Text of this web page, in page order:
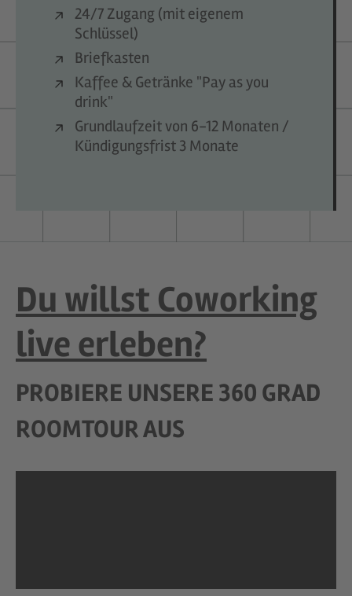
24/7 Zugang (mit eigenem
Schlüssel)
Briefkasten
Kaffee & Getränke "Pay as you
drink"
Grundlaufzeit von 6-12 Monaten /
Kündigungsfrist 3 Monate
Du willst Coworking
live erleben?
PROBIERE UNSERE 360 GRAD
ROOMTOUR AUS